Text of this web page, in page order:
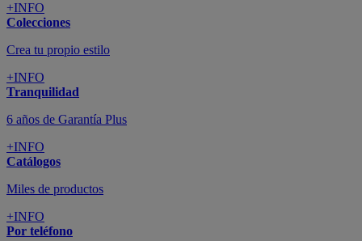
+INFO
Colecciones
Crea tu propio estilo
+INFO
Tranquilidad
6 años de Garantía Plus
+INFO
Catálogos
Miles de productos
+INFO
Por teléfono